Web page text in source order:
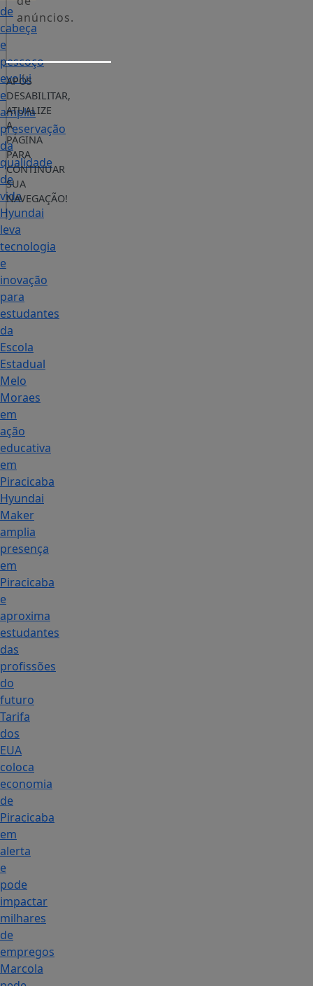
de
cabeça
e
pescoço
evolui
e
amplia
preservação
da
qualidade
de
vida
Hyundai
leva
tecnologia
e
inovação
para
estudantes
da
Escola
Estadual
Melo
Moraes
em
ação
educativa
em
Piracicaba
Hyundai
Maker
amplia
presença
em
Piracicaba
e
aproxima
estudantes
das
profissões
do
futuro
Tarifa
dos
EUA
coloca
economia
de
Piracicaba
em
alerta
e
pode
impactar
milhares
de
empregos
Marcola
anúncios.
APÓS
DESABILITAR,
ATUALIZE
A
PÁGINA
PARA
CONTINUAR
SUA
NAVEGAÇÃO!